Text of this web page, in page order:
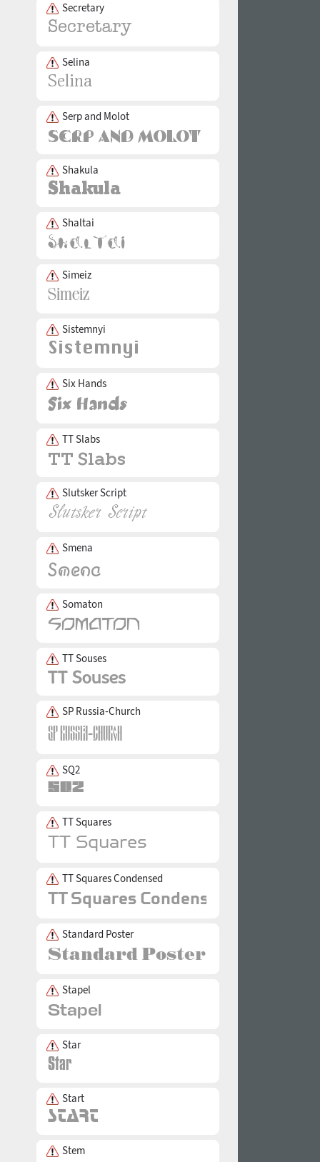
Secretary
Selina
Serp and Molot
Shakula
Shaltai
Simeiz
Sistemnyi
Six Hands
TT Slabs
Slutsker Script
Smena
Somaton
TT Souses
SP Russia-Church
SQ2
TT Squares
TT Squares Condensed
Standard Poster
Stapel
Star
Start
Stem